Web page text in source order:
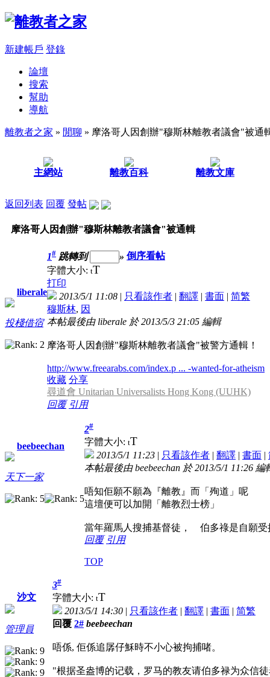
新建帳戶 登錄
論壇
搜索
幫助
導航
離教者之家 » 閒聊 » 摩洛哥人因創辦"穆斯林離教者議會"被通
主網站 離教百科 離教文庫
返回列表 回覆 發帖
摩洛哥人因創辦"穆斯林離教者議會"被通輯
liberale
投棧借宿
1# 跳轉到 » 倒序看帖
字體大小: tT
打印
2013/5/1 11:08 | 只看該作者 | 翻譯 | 書面 | 简繁
穆斯林, 因
本帖最後由 liberale 於 2013/5/3 21:05 編輯
摩洛哥人因創辦"穆斯林離教者議會"被警方通輯！
http://www.freearabs.com/index.p ... -wanted-for-atheism
收藏 分享
尋道會 Unitarian Universalists Hong Kong (UUHK)
回覆 引用
beebeechan
天下一家
2#
字體大小: tT
2013/5/1 11:23 | 只看該作者 | 翻譯 | 書面 |
本帖最後由 beebeechan 於 2013/5/1 11:26 編
唔知佢願不願為『離教』而「殉道」呢
這壇便可以加開「離教烈士榜」
當年羅馬人搜捕基督徒， 伯多祿是自願受
回覆 引用
TOP
沙文
管理員
3#
字體大小: tT
2013/5/1 14:30 | 只看該作者 | 翻譯 | 書面 | 简繁
回覆 2# beebeechan
唔係, 佢係追孱仔穌時不小心被拘捕啫。
"根据圣盎博的记载，罗马的教友请伯多禄为众信